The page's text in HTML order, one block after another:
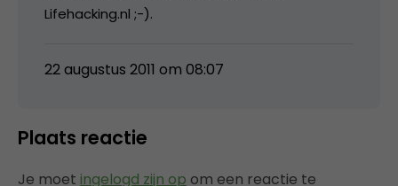
Lifehacking.nl ;-).
22 augustus 2011 om 08:07
Plaats reactie
Je moet ingelogd zijn op om een reactie te